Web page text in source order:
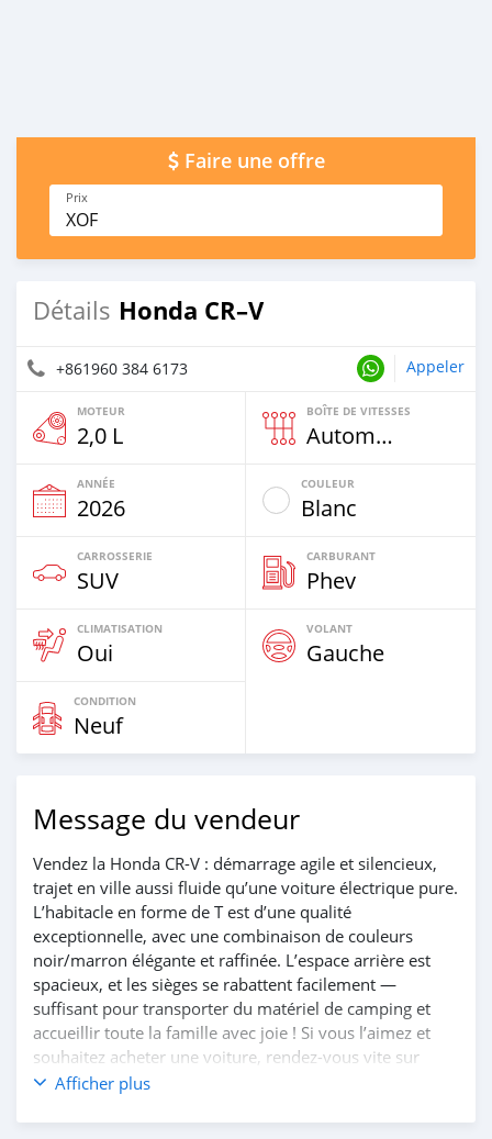
Faire une offre
Prix
XOF
Détails Honda CR–V
+861960 384 6173 Appeler
MOTEUR
2,0 L
BOÎTE DE VITESSES
Automatique
ANNÉE
2026
COULEUR
Blanc
CARROSSERIE
SUV
CARBURANT
Phev
CLIMATISATION
Oui
VOLANT
Gauche
CONDITION
Neuf
Message du vendeur
Vendez la Honda CR-V : démarrage agile et silencieux,
trajet en ville aussi fluide qu’une voiture électrique pure.
L’habitacle en forme de T est d’une qualité
exceptionnelle, avec une combinaison de couleurs
noir/marron élégante et raffinée. L’espace arrière est
spacieux, et les sièges se rabattent facilement —
suffisant pour transporter du matériel de camping et
accueillir toute la famille avec joie ! Si vous l’aimez et
souhaitez acheter une voiture, rendez-vous vite sur
notre site web https://www.huiduauto.com/ pour faire
Afficher plus